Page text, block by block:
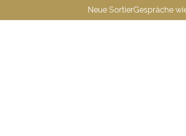
Neue SortierGespräche